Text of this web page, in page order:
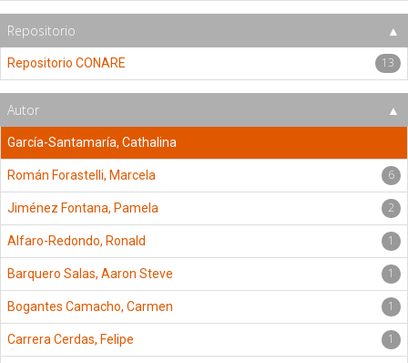
Repositorio
Repositorio CONARE 13
Autor
García-Santamaría, Cathalina
Román Forastelli, Marcela 6
Jiménez Fontana, Pamela 2
Alfaro-Redondo, Ronald 1
Barquero Salas, Aaron Steve 1
Bogantes Camacho, Carmen 1
Carrera Cerdas, Felipe 1